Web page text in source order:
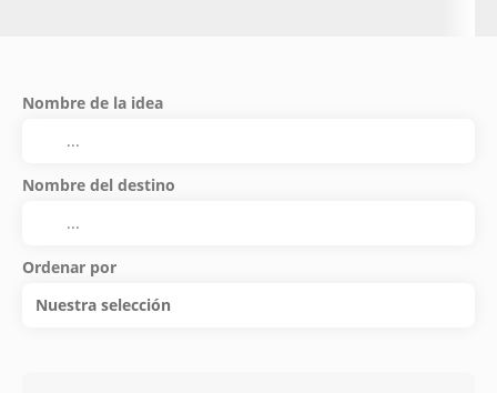
Nombre de la idea
Nombre del destino
Ordenar por
Nuestra selección